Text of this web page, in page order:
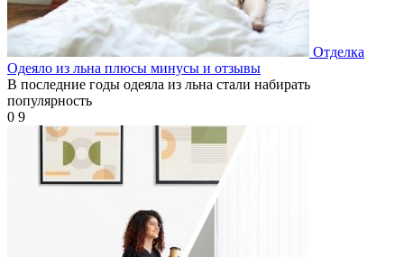
Отделка
Одеяло из льна плюсы минусы и отзывы
В последние годы одеяла из льна стали набирать
популярность
0 9